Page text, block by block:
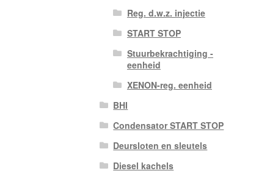
Reg. d.w.z. injectie
START STOP
Stuurbekrachtiging -
eenheid
XENON-reg. eenheid
BHI
Condensator START STOP
Deursloten en sleutels
Diesel kachels